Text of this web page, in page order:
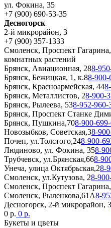
ул. Фокина, 35
+7 (900) 690-53-35
Десногорск
2-й микрорайон, 3
+7 (900) 357-1333
Смоленск, Проспект
комнатных растений
Брянск, Авиационная, 288-
Брянск, Бежицкая, 1, к.88-900-
Брянск, Красноармейская, 44
Брянск, Металлистов, 28-900-
Брянск, Рылеева, 538-952-960-
Брянск, Проспект Станке
Брянск, Пушкина,708-900-
Новозыбков, Советская,38-
Почеп, ул.Толстого,248-900-
Людиново, ул. Фокина, 358-
Трубчевск, ул.Брянская,668-
Унеча, улица Октябрьская,28-
Смоленск, ул.Кутузова, 28-
Смоленск, Проспект
Смоленск, Рыленкова,61А8-
Десногорск, 2-й микрорайон, 3
0 р. 0 р.
Букеты и цветы